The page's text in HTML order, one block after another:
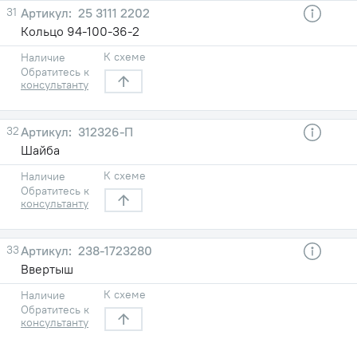
31
25 3111 2202
Кольцо 94-100-36-2
Наличие
Обратитесь к
консультанту
К схеме
32
312326-П
Шайба
Наличие
Обратитесь к
консультанту
К схеме
33
238-1723280
Ввертыш
Наличие
Обратитесь к
консультанту
К схеме